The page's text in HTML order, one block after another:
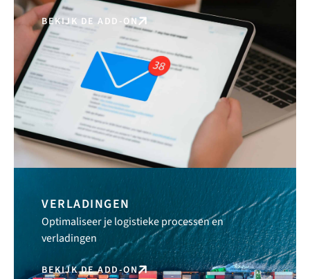
BEKIJK DE ADD-ON
VERLADINGEN
Optimaliseer je logistieke processen en
verladingen
BEKIJK DE ADD-ON